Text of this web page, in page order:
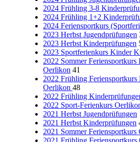
2024 Frühling 3-8
2024 Frühling 1+2
2024 Feriensportkurs
2023 Herbst Jugendprüfungen
2023 Herbst Kinderprüfungen
2023 Sportferienkurs Kinder
2022 Sommer
Oerlikon 41
2022 Frühling
Oerlikon 48
2022 Frühling
2022 Sport-Ferienkurs
2021 Herbst Jugendprüfungen
2021 Herbst Kinderprüfungen
2021 Sommer Feriensportkurs
2021 Frühling Feriensportkurs